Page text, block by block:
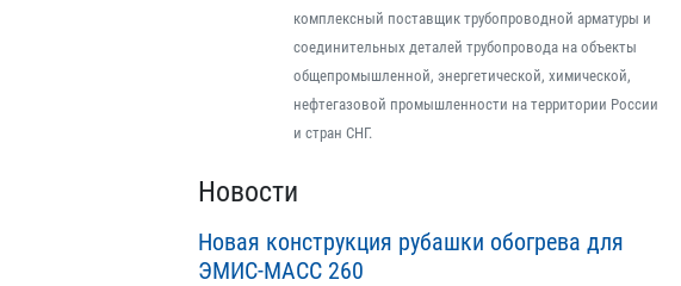
комплексный поставщик трубопроводной арматуры и
соединительных деталей трубопровода на объекты
общепромышленной, энергетической, химической,
нефтегазовой промышленности на территории России
и стран СНГ.
Новости
Новая конструкция рубашки обогрева для
ЭМИС-МАСС 260